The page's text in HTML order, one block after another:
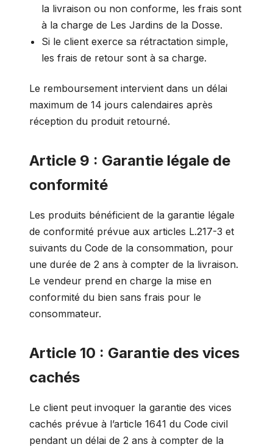
la livraison ou non conforme, les frais sont
à la charge de Les Jardins de la Dosse.
Si le client exerce sa rétractation simple,
les frais de retour sont à sa charge.
Le remboursement intervient dans un délai
maximum de 14 jours calendaires après
réception du produit retourné.
Article 9 : Garantie légale de
conformité
Les produits bénéficient de la garantie légale
de conformité prévue aux articles L.217-3 et
suivants du Code de la consommation, pour
une durée de 2 ans à compter de la livraison.
Le vendeur prend en charge la mise en
conformité du bien sans frais pour le
consommateur.
Article 10 : Garantie des vices
cachés
Le client peut invoquer la garantie des vices
cachés prévue à l’article 1641 du Code civil
pendant un délai de 2 ans à compter de la